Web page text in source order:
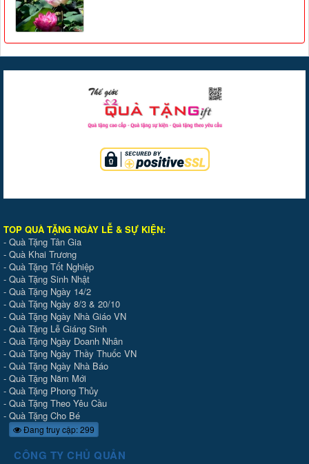
TOP QUÀ TẶNG NGÀY LỄ & SỰ KIỆN:
- Quà Tặng Tân Gia
- Quà Khai Trương
- Quà Tặng Tốt Nghiệp
- Quà Tặng Sinh Nhật
- Quà Tặng Ngày 14/2
- Quà Tặng Ngày 8/3 & 20/10
- Quà Tặng Ngày Nhà Giáo VN
- Quà Tặng Lễ Giáng Sinh
- Quà Tặng Ngày Doanh Nhân
- Quà Tặng Ngày Thầy Thuốc VN
- Quà Tặng Ngày Nhà Báo
- Quà Tặng Năm Mới
- Quà Tặng Phong Thủy
- Quà Tặng Theo Yêu Cầu
- Quà Tặng Cho Bé
Đang truy cập: 299
CÔNG TY CHỦ QUẢN